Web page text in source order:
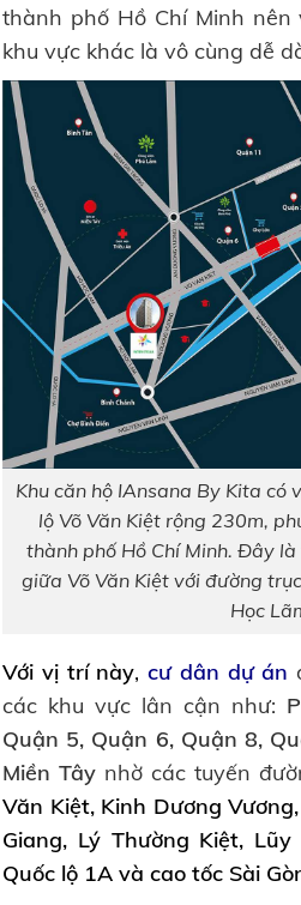
thành phố Hồ Chí Minh nên
khu vực khác là vô cùng dễ
Khu căn hộ IAnsana By Kita
lộ Võ Văn Kiệt rộng 230m,
thành phố Hồ Chí Minh. Đây
giữa Võ Văn Kiệt với đường
Học
Với vị trí này, cư dân dự án
các khu vực lân cận như:
Quận 5, Quận 6, Quận 8,
Miền Tây nhờ các tuyến
Văn Kiệt, Kinh Dương
Giang, Lý Thường Kiệt,
Quốc lộ 1A và cao tốc Sài